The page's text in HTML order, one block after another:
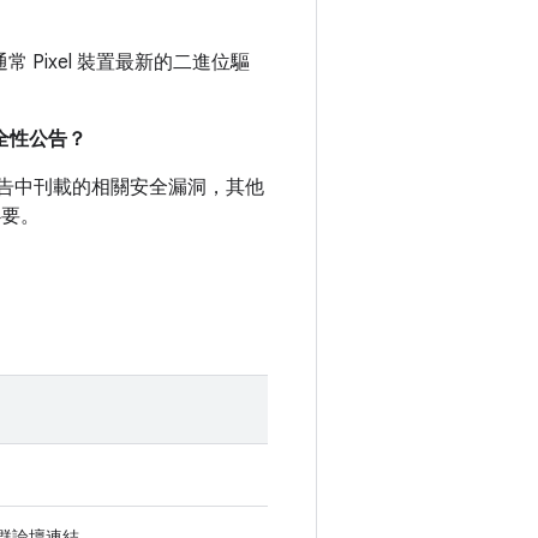
Pixel 裝置最新的二進位驅
公告？
中刊載的相關安全漏洞，其他
。